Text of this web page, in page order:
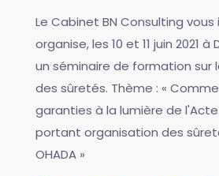
Le Cabinet BN Consulting
organise, les 10 et 11 juin 2021
un séminaire de formation sur
des sûretés. Thème : «
garanties à la lumière de
portant organisation des
OHADA »